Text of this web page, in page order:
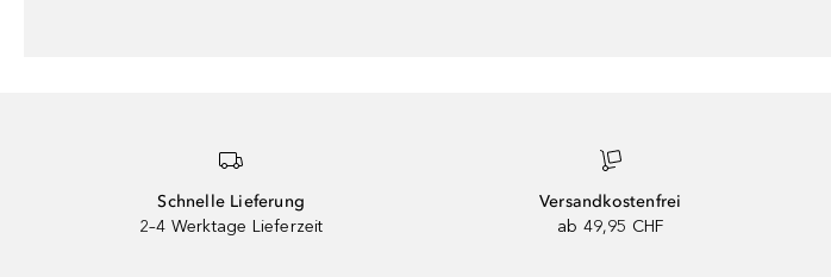
Schnelle Lieferung
2–4 Werktage Lieferzeit
Versandkostenfrei
ab 49,95 CHF